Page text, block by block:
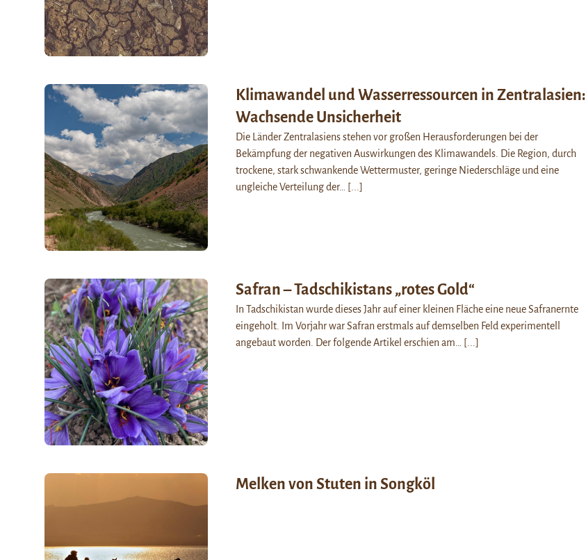
Klimawandel und Wasserressourcen in Zentralasien:
Wachsende Unsicherheit
Die Länder Zentralasiens stehen vor großen Herausforderungen bei der
Bekämpfung der negativen Auswirkungen des Klimawandels. Die Region, durch
trockene, stark schwankende Wettermuster, geringe Niederschläge und eine
ungleiche Verteilung der…
[...]
Safran – Tadschikistans „rotes Gold“
In Tadschikistan wurde dieses Jahr auf einer kleinen Fläche eine neue Safranernte
eingeholt. Im Vorjahr war Safran erstmals auf demselben Feld experimentell
angebaut worden. Der folgende Artikel erschien am…
[...]
Melken von Stuten in Songköl